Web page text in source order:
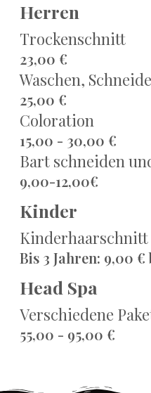
Herren
Trockenschnitt
23,00 €
Waschen,
25,00 €
Coloration
15,00 - 30,00 €
Bart schneiden
9,00-12,00€
Kinder
Kinderhaarschnitt
Bis 3 Jahren: 9,00 €
Head Spa
Verschiedene
55,00 - 95,00 €